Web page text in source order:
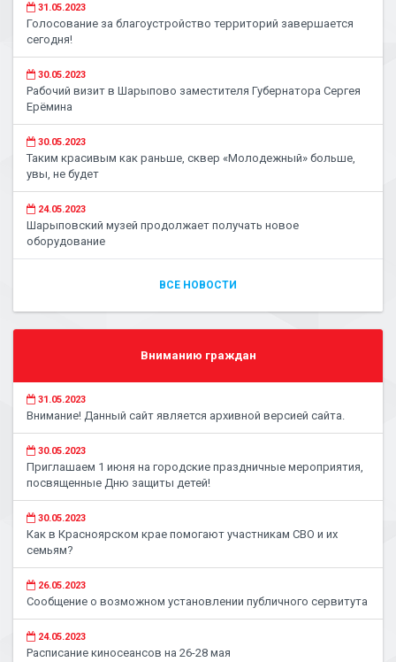
31.05.2023
Голосование за благоустройство территорий завершается
сегодня!
30.05.2023
Рабочий визит в Шарыпово заместителя Губернатора Сергея
Ерёмина
30.05.2023
Таким красивым как раньше, сквер «Молодежный» больше,
увы, не будет
24.05.2023
Шарыповский музей продолжает получать новое
оборудование
ВСЕ НОВОСТИ
Вниманию граждан
31.05.2023
Внимание! Данный сайт является архивной версией сайта.
30.05.2023
Приглашаем 1 июня на городские праздничные мероприятия,
посвященные Дню защиты детей!
30.05.2023
Как в Красноярском крае помогают участникам СВО и их
семьям?
26.05.2023
Сообщение о возможном установлении публичного сервитута
24.05.2023
Расписание киносеансов на 26-28 мая